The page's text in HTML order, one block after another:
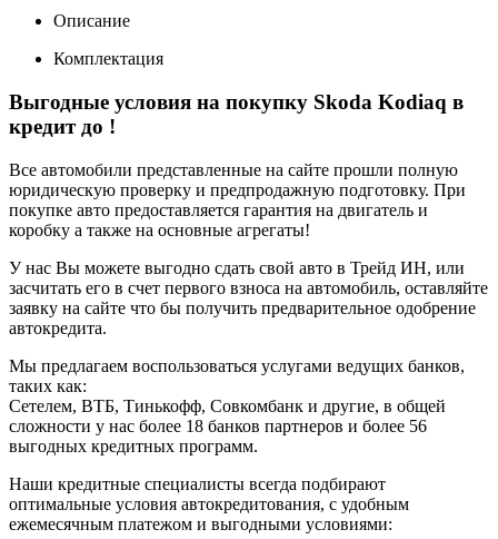
Описание
Комплектация
Выгодные условия на покупку Skoda Kodiaq в
кредит до !
Все автомобили представленные на сайте прошли полную
юридическую проверку и предпродажную подготовку. При
покупке авто предоставляется гарантия на двигатель и
коробку а также на основные агрегаты!
У нас Вы можете выгодно сдать свой авто в Трейд ИН, или
засчитать его в счет первого взноса на автомобиль, оставляйте
заявку на сайте что бы получить предварительное одобрение
автокредита.
Мы предлагаем воспользоваться услугами ведущих банков,
таких как:
Сетелем, ВТБ, Тинькофф, Совкомбанк и другие, в общей
сложности у нас более 18 банков партнеров и более 56
выгодных кредитных программ.
Наши кредитные специалисты всегда подбирают
оптимальные условия автокредитования, с удобным
ежемесячным платежом и выгодными условиями: